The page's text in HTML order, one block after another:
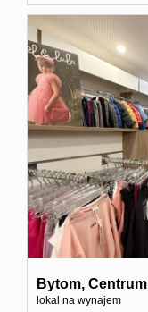
Bytom, Centrum
lokal na wynajem